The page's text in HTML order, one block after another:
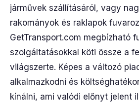
járművek szállításáról, vagy
rakományok és raklapok
GetTransport.com megbízható
szolgáltatásokkal köti össze a
világszerte. Képes a változó
alkalmazkodni és
kínálni, ami valódi előnyt jelent